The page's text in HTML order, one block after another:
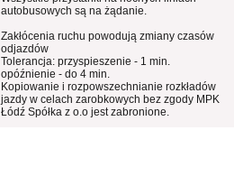
autobusowych są na żądanie.
Zakłócenia ruchu powodują zmiany czasów
odjazdów
Tolerancja: przyspieszenie - 1 min.
opóźnienie - do 4 min.
Kopiowanie i rozpowszechnianie rozkładów
jazdy w celach zarobkowych bez zgody MPK
Łódź Spółka z o.o jest zabronione.